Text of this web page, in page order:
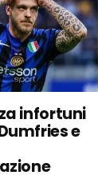
infortuni
e